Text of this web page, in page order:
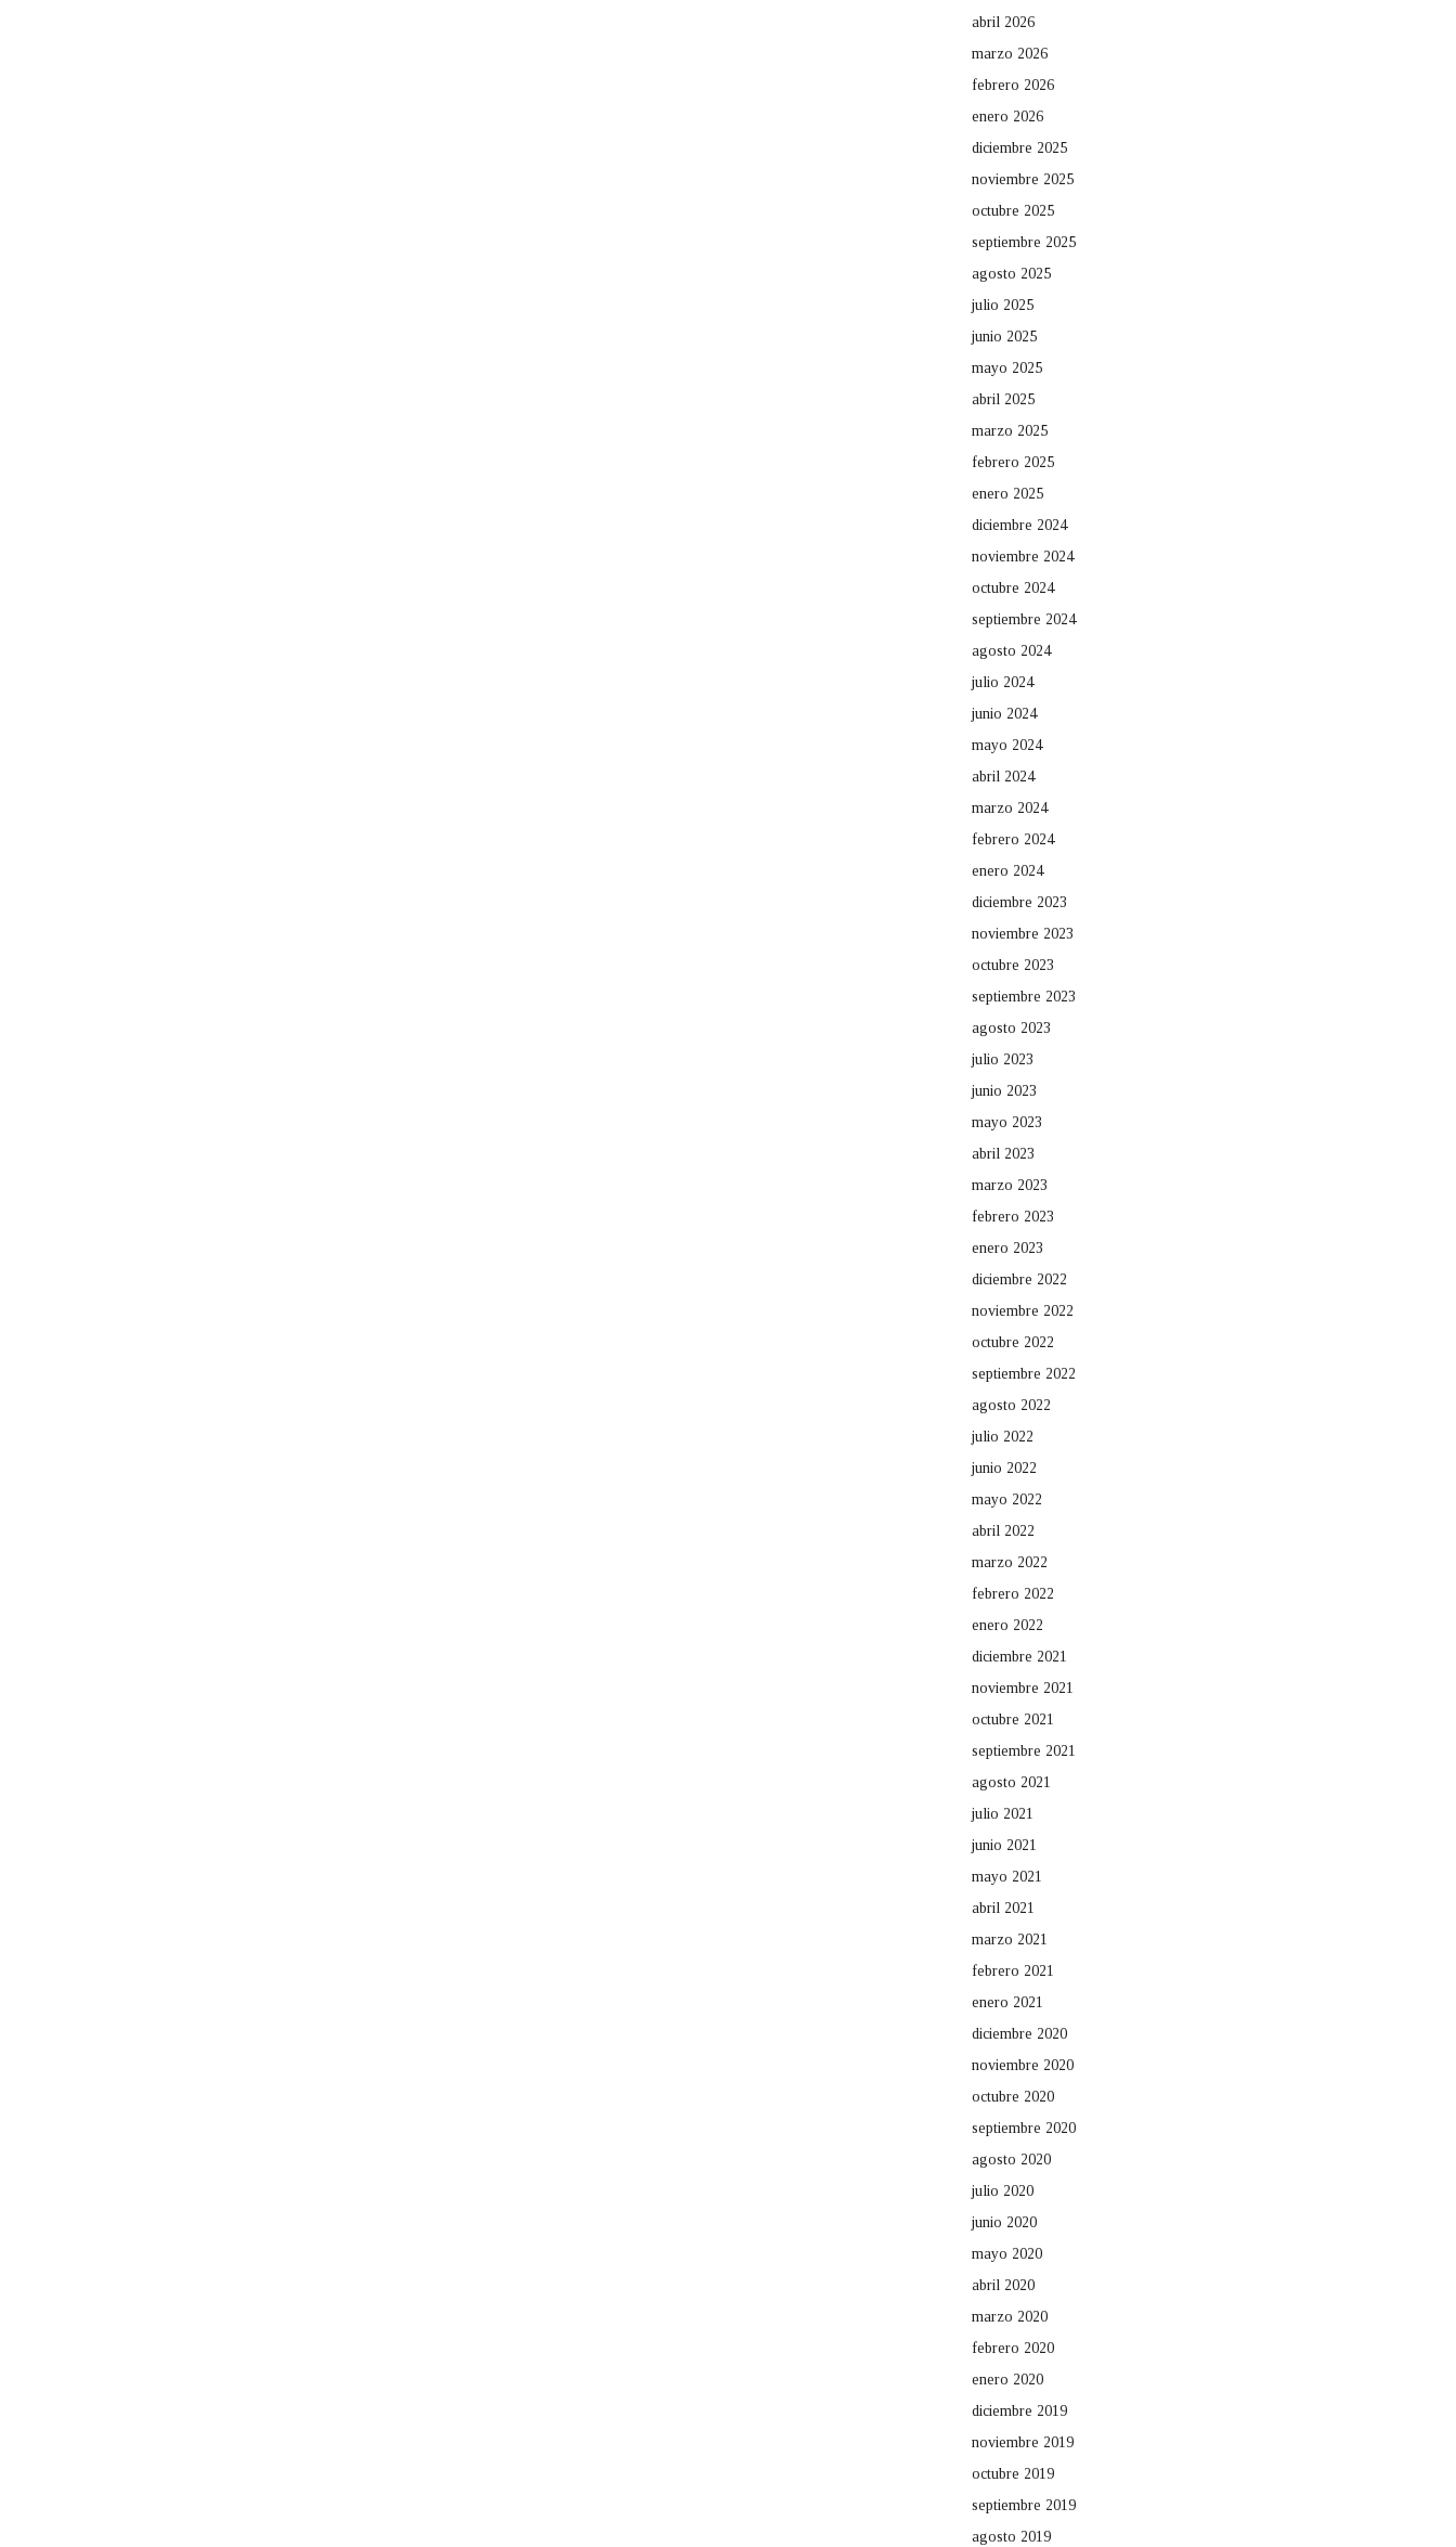
abril 2026
marzo 2026
febrero 2026
enero 2026
diciembre 2025
noviembre 2025
octubre 2025
septiembre 2025
agosto 2025
julio 2025
junio 2025
mayo 2025
abril 2025
marzo 2025
febrero 2025
enero 2025
diciembre 2024
noviembre 2024
octubre 2024
septiembre 2024
agosto 2024
julio 2024
junio 2024
mayo 2024
abril 2024
marzo 2024
febrero 2024
enero 2024
diciembre 2023
noviembre 2023
octubre 2023
septiembre 2023
agosto 2023
julio 2023
junio 2023
mayo 2023
abril 2023
marzo 2023
febrero 2023
enero 2023
diciembre 2022
noviembre 2022
octubre 2022
septiembre 2022
agosto 2022
julio 2022
junio 2022
mayo 2022
abril 2022
marzo 2022
febrero 2022
enero 2022
diciembre 2021
noviembre 2021
octubre 2021
septiembre 2021
agosto 2021
julio 2021
junio 2021
mayo 2021
abril 2021
marzo 2021
febrero 2021
enero 2021
diciembre 2020
noviembre 2020
octubre 2020
septiembre 2020
agosto 2020
julio 2020
junio 2020
mayo 2020
abril 2020
marzo 2020
febrero 2020
enero 2020
diciembre 2019
noviembre 2019
octubre 2019
septiembre 2019
agosto 2019